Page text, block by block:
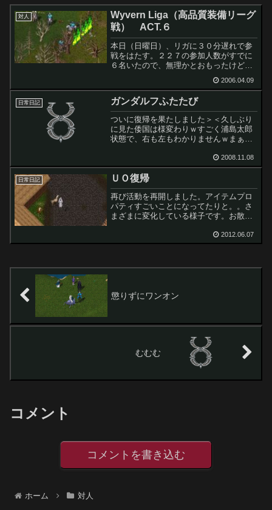
対人
Wyvern Liga（高品質装備リーグ
戦） ACT.６
本日（日曜日）、リガに３０分遅れで参
戦をはたす。２２７の参加人数がすでに
６名いたので、無理かとおもったけど、
おもっていたが、ギルド別のゲリラ戦で
した。（たぶん、ゲリラ戦のが面白いと
おもう。）３０分でおわっ...
2006.04.09
日常日記 ガンダルフふたたび
ついに復帰を果たしました＞＜久しぶり
に見た倭国は様変わりｗすごく浦島太郎
状態で、右も左もわかりませんｗまぁ、
ながら、再びブリタニアの大地で冒険し
ますｗ
2008.11.08
日常日記 ＵＯ復帰
再び活動を再開しました。アイテムプロ
パティすごいことになってたりと。。さ
まざまに変化している様子です。お散歩
復帰してます。ひょんなことから、ひょ
んなことになりまして、瑞穂シャードで
2012.06.07
懲りずにワンオン
むむむ
コメント
コメントを書き込む
ホーム 対人